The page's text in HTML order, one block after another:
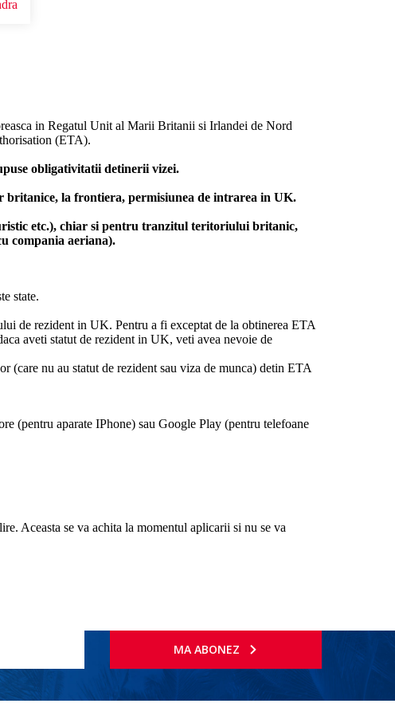
in Regatul Unit al Marii Britanii si Irlandei de Nord
(ETA).
obligativitatii detinerii vizei.
la frontiera, permisiunea de intrarea in UK.
etc.), chiar si pentru tranzitul teritoriului britanic,
compania aeriana).
state.
de rezident in UK. Pentru a fi exceptat de la obtinerea ETA
aveti statut de rezident in UK, veti avea nevoie de
(care nu au statut de rezident sau viza de munca) detin ETA
(pentru aparate IPhone) sau Google Play (pentru telefoane
Aceasta se va achita la momentul aplicarii si nu se va
MA ABONEZ